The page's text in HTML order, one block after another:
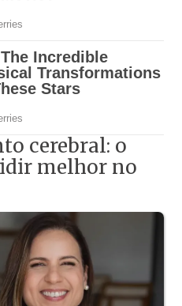
cerebral: o
melhor no